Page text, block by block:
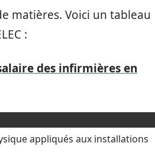
matières. Voici un tableau
:
des infirmières en
appliqués aux installations